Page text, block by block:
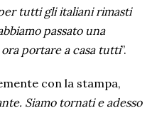
tutti gli italiani rimasti
passato una
portare a casa tutti”.
con la stampa,
Siamo tornati e adesso